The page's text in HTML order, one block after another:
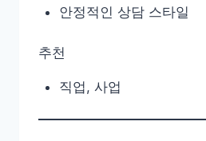
안정적인 상담 스타일
추천
직업, 사업